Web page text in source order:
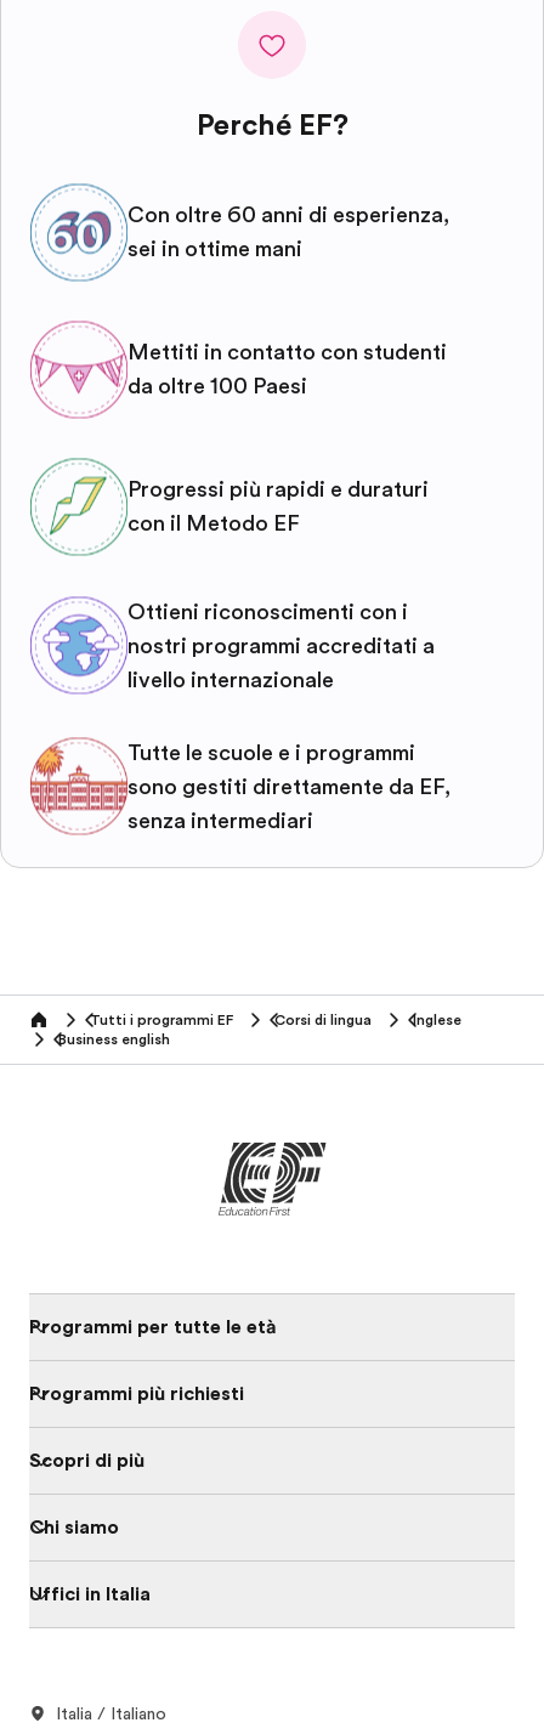
Perché EF?
Con oltre 60 anni di esperienza,
sei in ottime mani
Mettiti in contatto con studenti
da oltre 100 Paesi
Progressi più rapidi e duraturi
con il Metodo EF
Ottieni riconoscimenti con i
nostri programmi accreditati a
livello internazionale
Tutte le scuole e i programmi
sono gestiti direttamente da EF,
senza intermediari
home Tutti i programmi EF Corsi di lingua
Inglese
Business english
Programmi per tutte le età
Programmi più richiesti
Scopri di più
Chi siamo
Uffici in Italia
Italia / Italiano